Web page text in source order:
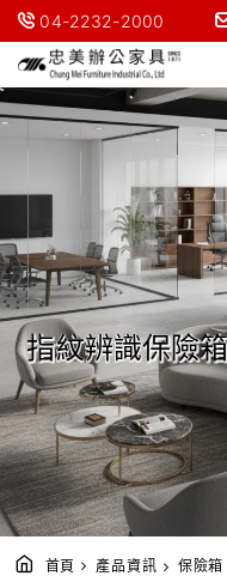
04-2232-2000
指紋辨識保險
首頁 產品資訊 保險箱